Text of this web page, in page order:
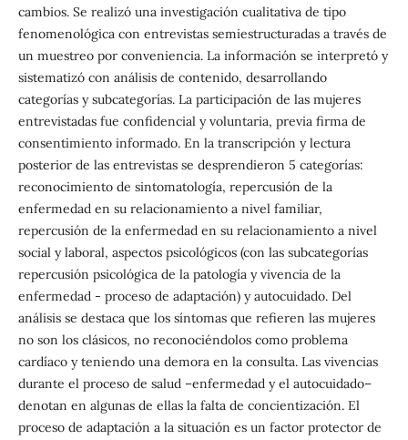
cambios. Se realizó una investigación cualitativa de tipo
fenomenológica con entrevistas semiestructuradas a través de
un muestreo por conveniencia. La información se interpretó y
sistematizó con análisis de contenido, desarrollando
categorías y subcategorías. La participación de las mujeres
entrevistadas fue confidencial y voluntaria, previa firma de
consentimiento informado. En la transcripción y lectura
posterior de las entrevistas se desprendieron 5 categorías:
reconocimiento de sintomatología, repercusión de la
enfermedad en su relacionamiento a nivel familiar,
repercusión de la enfermedad en su relacionamiento a nivel
social y laboral, aspectos psicológicos (con las subcategorías
repercusión psicológica de la patología y vivencia de la
enfermedad - proceso de adaptación) y autocuidado. Del
análisis se destaca que los síntomas que refieren las mujeres
no son los clásicos, no reconociéndolos como problema
cardíaco y teniendo una demora en la consulta. Las vivencias
durante el proceso de salud –enfermedad y el autocuidado–
denotan en algunas de ellas la falta de concientización. El
proceso de adaptación a la situación es un factor protector de